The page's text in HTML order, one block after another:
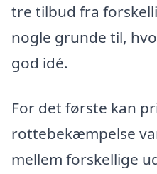
tre tilbud fra
nogle grunde til,
god idé.
For det første kan
rottebekæmpelse
mellem forskellige